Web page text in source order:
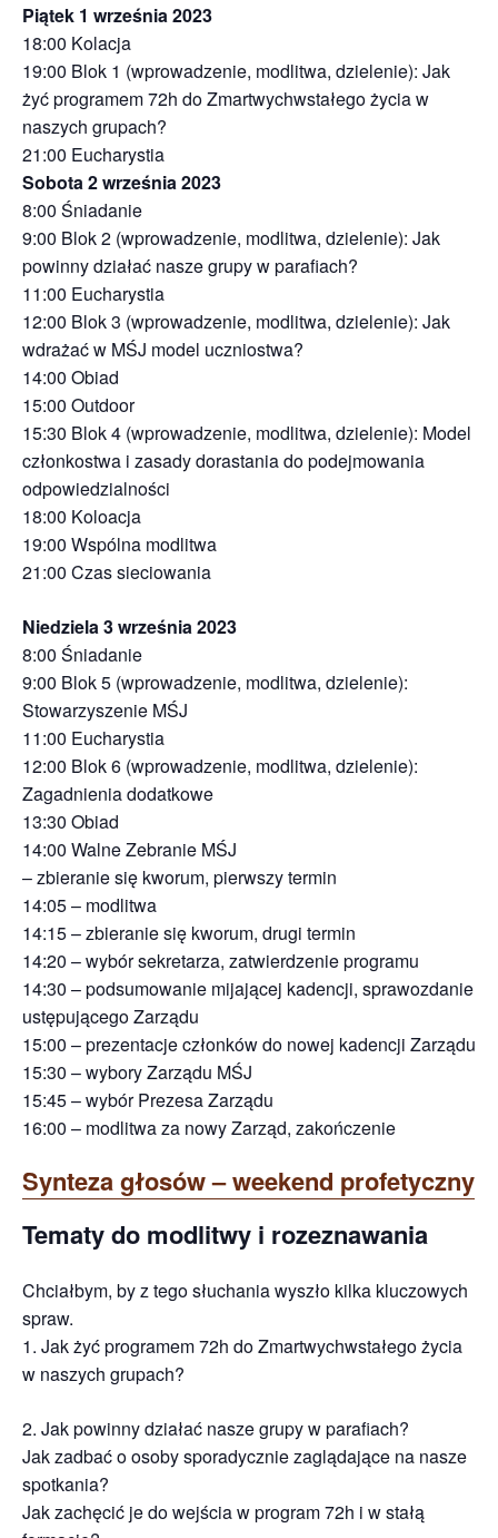
Piątek 1 września 2023
18:00 Kolacja
19:00 Blok 1 (wprowadzenie, modlitwa, dzielenie): Jak
żyć programem 72h do Zmartwychwstałego życia w
naszych grupach?
21:00 Eucharystia
Sobota 2 września 2023
8:00 Śniadanie
9:00 Blok 2 (wprowadzenie, modlitwa, dzielenie): Jak
powinny działać nasze grupy w parafiach?
11:00 Eucharystia
12:00 Blok 3 (wprowadzenie, modlitwa, dzielenie): Jak
wdrażać w MŚJ model uczniostwa?
14:00 Obiad
15:00 Outdoor
15:30 Blok 4 (wprowadzenie, modlitwa, dzielenie): Model
członkostwa i zasady dorastania do podejmowania
odpowiedzialności
18:00 Koloacja
19:00 Wspólna modlitwa
21:00 Czas sieciowania
Niedziela 3 września 2023
8:00 Śniadanie
9:00 Blok 5 (wprowadzenie, modlitwa, dzielenie):
Stowarzyszenie MŚJ
11:00 Eucharystia
12:00 Blok 6 (wprowadzenie, modlitwa, dzielenie):
Zagadnienia dodatkowe
13:30 Obiad
14:00 Walne Zebranie MŚJ
– zbieranie się kworum, pierwszy termin
14:05 – modlitwa
14:15 – zbieranie się kworum, drugi termin
14:20 – wybór sekretarza, zatwierdzenie programu
14:30 – podsumowanie mijającej kadencji, sprawozdanie
ustępującego Zarządu
15:00 – prezentacje członków do nowej kadencji Zarządu
15:30 – wybory Zarządu MŚJ
15:45 – wybór Prezesa Zarządu
16:00 – modlitwa za nowy Zarząd, zakończenie
Synteza głosów – weekend profetyczny
Tematy do modlitwy i rozeznawania
Chciałbym, by z tego słuchania wyszło kilka kluczowych
spraw.
1. Jak żyć programem 72h do Zmartwychwstałego życia
w naszych grupach?
2. Jak powinny działać nasze grupy w parafiach?
Jak zadbać o osoby sporadycznie zaglądające na nasze
spotkania?
Jak zachęcić je do wejścia w program 72h i w stałą